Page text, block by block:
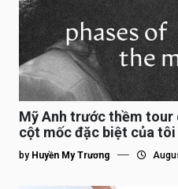
Mỹ Anh trước thềm tour
cột mốc đặc biệt của
tế”
by Huyền My Trương